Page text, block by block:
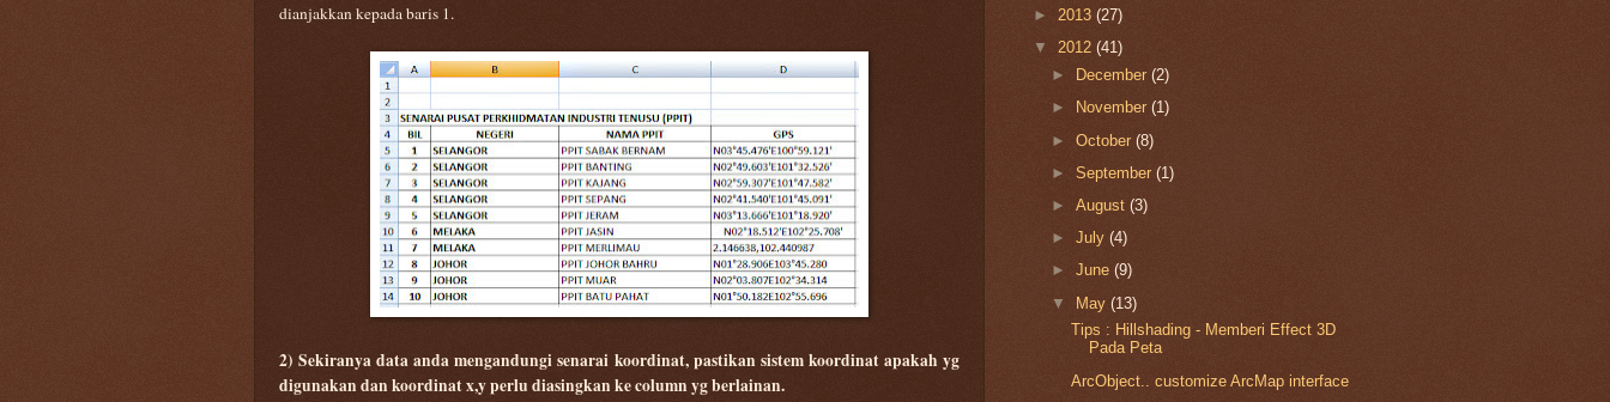
dianjakkan kepada baris 1.
2) Sekiranya data anda mengandungi senarai koordinat, pastikan sistem koordinat apakah yg
digunakan dan koordinat x,y perlu diasingkan ke column yg berlainan.
► 2013 (27)
▼ 2012 (41)
►
December(2)
►
November(1)
►October(8)
►September(1)
►August(3)
►July(4)
►June(9)
▼ May(13)
Tips : Hillshading - Memberi Effect 3D
Pada Peta
ArcObject.. customize ArcMap interface